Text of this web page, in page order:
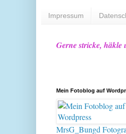
Impressum
Gerne stricke,
Mein Fotoblog auf
MrsG_Bungd